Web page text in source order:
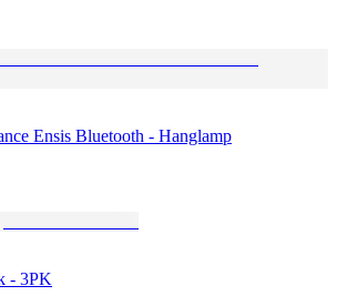
Ensis Bluetooth - Hanglamp
- 3PK